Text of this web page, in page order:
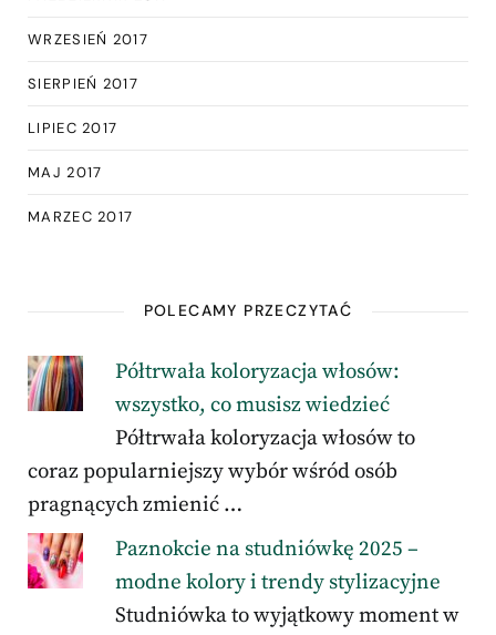
WRZESIEŃ 2017
SIERPIEŃ 2017
LIPIEC 2017
MAJ 2017
MARZEC 2017
POLECAMY PRZECZYTAĆ
Półtrwała koloryzacja włosów:
wszystko, co musisz wiedzieć
Półtrwała koloryzacja włosów to
coraz popularniejszy wybór wśród osób
pragnących zmienić …
Paznokcie na studniówkę 2025 –
modne kolory i trendy stylizacyjne
Studniówka to wyjątkowy moment w